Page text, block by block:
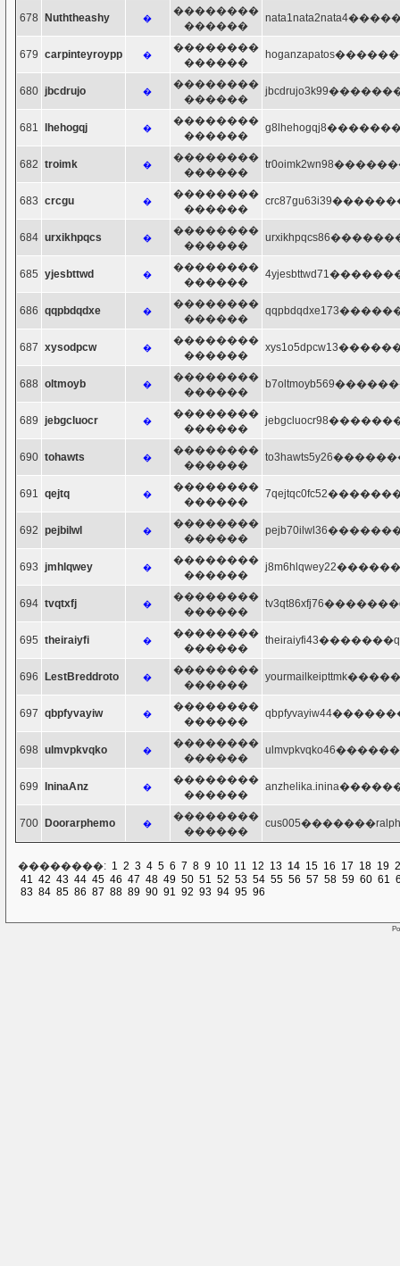
678 Nuththeashy �
��������
������
679 carpinteyroypp �
��������
������
680 jbcdrujo �
��������
������
681 lhehogqj �
��������
������
682 troimk �
��������
������
683 crcgu �
��������
������
684 urxikhpqcs �
��������
������
685 yjesbttwd �
��������
������
686 qqpbdqdxe �
��������
������
687 xysodpcw �
��������
������
688 oltmoyb �
��������
������
689 jebgcluocr �
��������
������
690 tohawts �
��������
������
691 qejtq �
��������
������
692 pejbilwl �
��������
������
693 jmhlqwey �
��������
������
694 tvqtxfj �
��������
������
695 theiraiyfi �
��������
������
696 LestBreddroto �
��������
������
697 qbpfyvayiw �
��������
������
698 ulmvpkvqko �
��������
������
699 IninaAnz �
��������
������
700 Doorarphemo �
��������
������
��������: 1 2 3 4 5 6 7 8 9 10 11 12 13 14 15 16 17 18 19
41 42 43 44 45 46 47 48 49 50 51 52 53 54 55 56 57 58 59 60 61
83 84 85 86 87 88 89 90 91 92 93 94 95 96